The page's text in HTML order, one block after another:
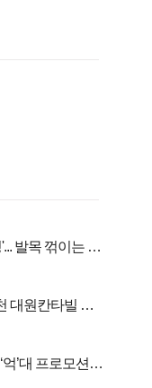
발목 꺾이는 이
대원칸타빌 잔
’대 프로모션!